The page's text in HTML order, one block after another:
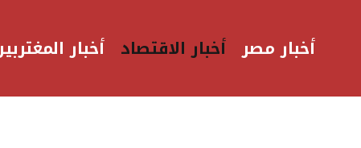
أخبار مصر أخبار الاقتصاد أخبار